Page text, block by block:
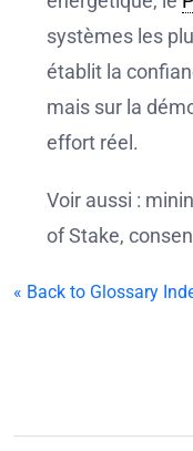
systèmes les
établit la
mais sur la
effort réel.
Voir aussi :
of Stake,
« Back to Glossary